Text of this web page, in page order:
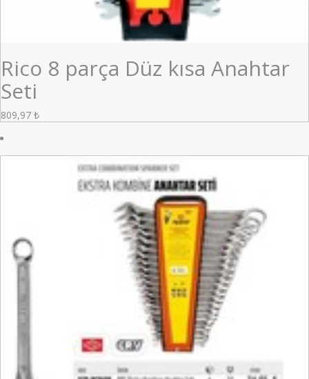
Rico 8 parça Düz kısa Anahtar
Seti
809,97 ₺